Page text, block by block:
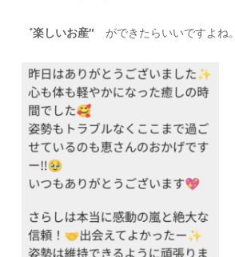
゛楽しいお産″ ができたらいいですよね。